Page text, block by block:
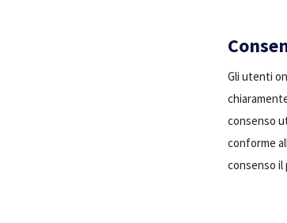
Gli utenti
consenso
conforme
consenso il